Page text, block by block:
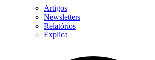
Artigos
Newsletters
Relatórios
Explica